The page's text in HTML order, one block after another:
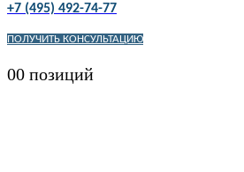
+7 (495) 492-74-77
ПОЛУЧИТЬ КОНСУЛЬТАЦИЮ
00 позиций